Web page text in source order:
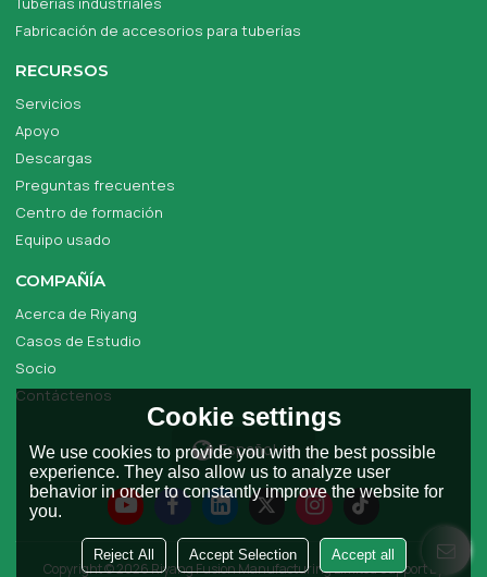
Fabricación de accesorios para tuberías
RECURSOS
Servicios
Apoyo
Descargas
Preguntas frecuentes
Centro de formación
Equipo usado
COMPAÑÍA
Acerca de Riyang
Casos de Estudio
Socio
Contáctenos
Español
Copyright © 2026Riyang Fusion Manufacturing LimitedSupport By
Cookie settings
We use cookies to provide you with the best possible
experience. They also allow us to analyze user
behavior in order to constantly improve the website for
you.
Reject All Accept Selection Accept all